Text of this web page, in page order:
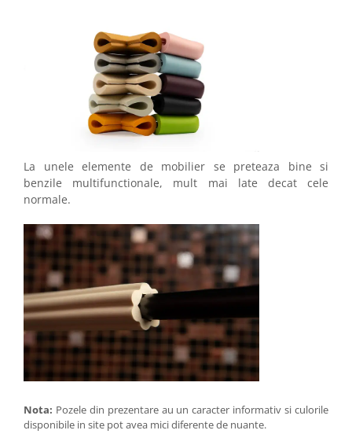
La unele elemente de mobilier se preteaza bine si
benzile multifunctionale, mult mai late decat cele
normale.
Nota: Pozele din prezentare au un caracter informativ si culorile
disponibile in site pot avea mici diferente de nuante.